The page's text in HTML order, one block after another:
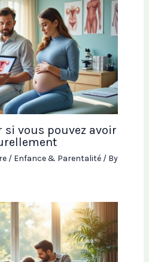
si vous pouvez avoir
/ Enfance & Parentalité/ By